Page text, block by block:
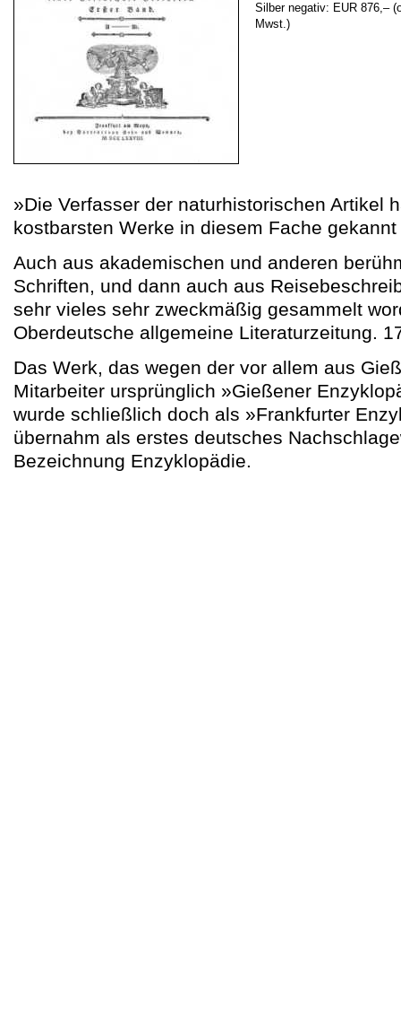
Silber negativ: EUR 876,–
Mwst.)
»Die Verfasser der naturhistorischen Artikel
kostbarsten Werke in diesem Fache
Auch aus akademischen und anderen
Schriften, und dann auch aus
sehr vieles sehr zweckmäßig gesammelt
Oberdeutsche allgemeine Literaturzeitung.
Das Werk, das wegen der vor allem aus
Mitarbeiter ursprünglich »Gießener
wurde schließlich doch als »Frankfurter
übernahm als erstes deutsches
Bezeichnung Enzyklopädie.